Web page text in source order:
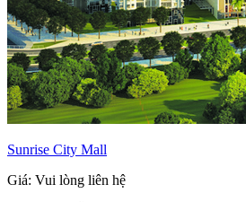
Sunrise City Mall
Giá: Vui lòng liên hệ